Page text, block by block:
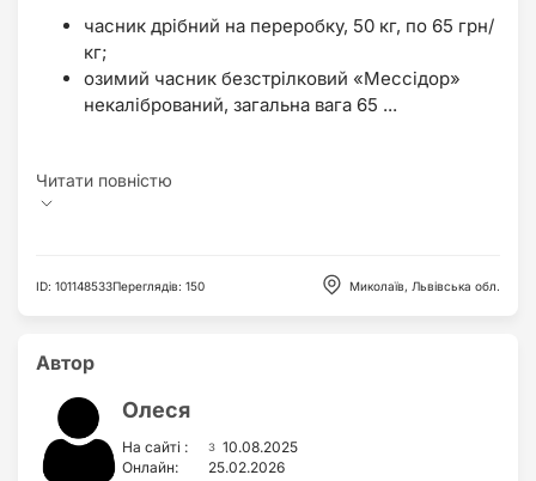
часник дрібний на переробку, 50 кг, по 65 грн/
кг;
озимий часник безстрілковий «Мессідор»
некалібрований, загальна вага 65 ...
ID: 101148533Переглядів: 150 Миколаїв, Львівська обл.
Автор
Олеся
На сайті : з 10.08.2025
Онлайн:
25.02.2026